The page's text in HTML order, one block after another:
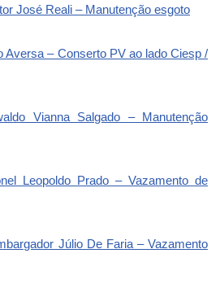
José Reali – Manutenção esgoto
Aversa – Conserto PV ao lado Ciesp /
Vianna Salgado – Manutenção
Leopoldo Prado – Vazamento de
Júlio De Faria – Vazamento